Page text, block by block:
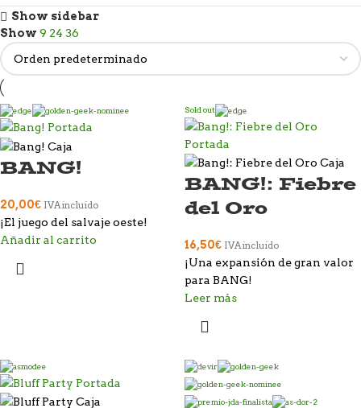
Show sidebar
Show 9 24 36
BANG!
20,00€ IVA incluido
¡El juego del salvaje oeste!
Añadir al carrito
Sold out
BANG!: Fiebre
del Oro
16,50€ IVA incluido
¡Una expansión de gran valor
para BANG!
Leer más